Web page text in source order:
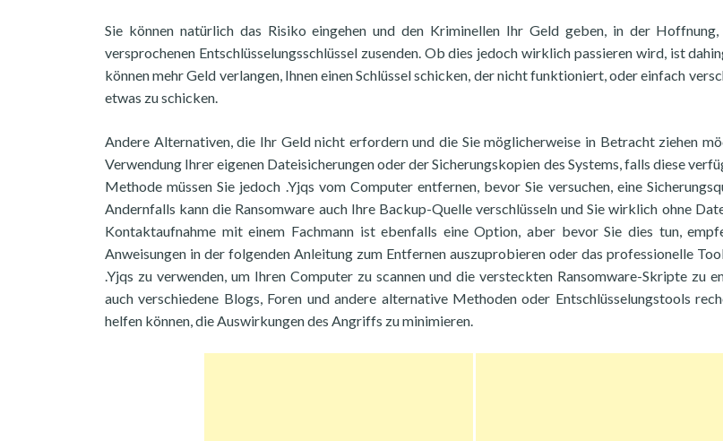
Sie können natürlich das Risiko eingehen und den Kriminellen Ihr Geld geben, in der
versprochenen Entschlüsselungsschlüssel zusenden. Ob dies jedoch wirklich passieren wird, ist
können mehr Geld verlangen, Ihnen einen Schlüssel schicken, der nicht funktioniert, oder einfach
etwas zu schicken.
Andere Alternativen, die Ihr Geld nicht erfordern und die Sie möglicherweise in Betracht ziehen
Verwendung Ihrer eigenen Dateisicherungen oder der Sicherungskopien des Systems, falls diese
Methode müssen Sie jedoch .Yjqs vom Computer entfernen, bevor Sie versuchen, eine
Andernfalls kann die Ransomware auch Ihre Backup-Quelle verschlüsseln und Sie wirklich ohne
Kontaktaufnahme mit einem Fachmann ist ebenfalls eine Option, aber bevor Sie dies tun,
Anweisungen in der folgenden Anleitung zum Entfernen auszuprobieren oder das professionelle
.Yjqs zu verwenden, um Ihren Computer zu scannen und die versteckten Ransomware-Skripte zu
auch verschiedene Blogs, Foren und andere alternative Methoden oder Entschlüsselungstools
helfen können, die Auswirkungen des Angriffs zu minimieren.